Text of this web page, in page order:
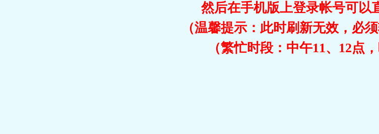
然后在手机版上登录帐号可以
（温馨提示：此时刷新无效，必
（繁忙时段：中午11、12点